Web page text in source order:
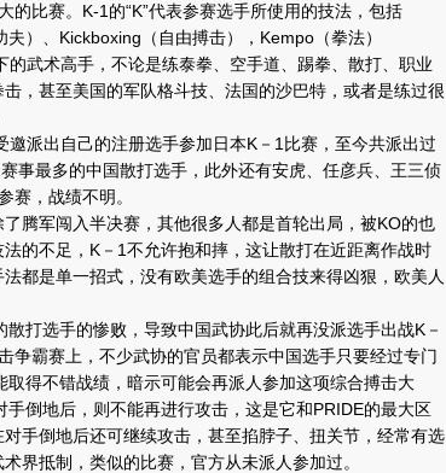
的比赛。K-1的“K”代表参赛选手所使用的技法，包括
）、Kickboxing（自由搏击），Kempo（拳法）
的武术高手，不论是练泰拳、空手道、踢拳、散打、职业
，甚至美国的军队格斗技、法国的沙巴特，或者是练过很
派出自己的注册选手参加日本K－1比赛，至今共派出过
事最多的中国散打选手，此外还有安虎、任彦兵、王三侦
赛，战绩不明。
军闯入半决赛，其他很多人都是首轮出局，被KO的也
的不足，K－1不允许抱和摔，这让散打在近距离作战时
都是单一招式，没有欧美选手的组合技来得凶狠，欧美人
选手的惨败，导致中国武协此后就再没派选手出战K－
争霸赛上，不少武协的官员都表示中国选手只要经过专门
得不错战绩，暗示可能会再派人参加这项综合搏击大
倒地后，则不能再进行攻击，这是它和PRIDE的最大区
手倒地后还可继续攻击，甚至掐脖子、扭关节，经常有选
界抵制，类似的比赛，官方从未派人参加过。